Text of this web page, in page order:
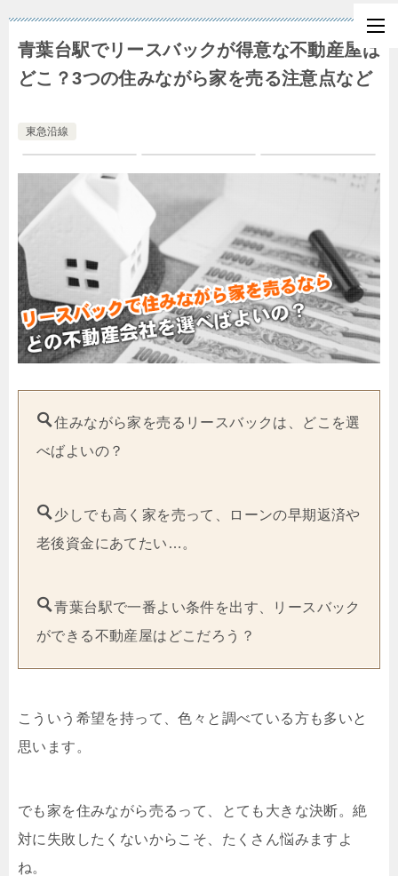
青葉台駅でリースバックが得意な不動産屋は
どこ？3つの住みながら家を売る注意点など
東急沿線
住みながら家を売るリースバックは、どこを選
べばよいの？
少しでも高く家を売って、ローンの早期返済や
老後資金にあてたい…。
青葉台駅で一番よい条件を出す、リースバック
ができる不動産屋はどこだろう？
こういう希望を持って、色々と調べている方も多いと
思います。
でも家を住みながら売るって、とても大きな決断。絶
対に失敗したくないからこそ、たくさん悩みますよ
ね。